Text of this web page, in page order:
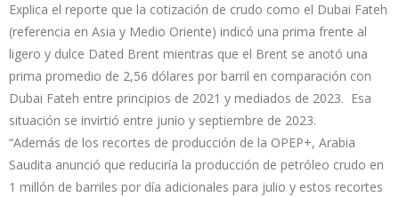
Explica el reporte que la cotización de crudo como el Dubai Fateh
(referencia en Asia y Medio Oriente) indicó una prima frente al
ligero y dulce Dated Brent mientras que el Brent se anotó una
prima promedio de 2,56 dólares por barril en comparación con
Dubai Fateh entre principios de 2021 y mediados de 2023. Esa
situación se invirtió entre junio y septiembre de 2023.
“Además de los recortes de producción de la OPEP+, Arabia
Saudita anunció que reduciría la producción de petróleo crudo en
1 millón de barriles por día adicionales para julio y estos recortes